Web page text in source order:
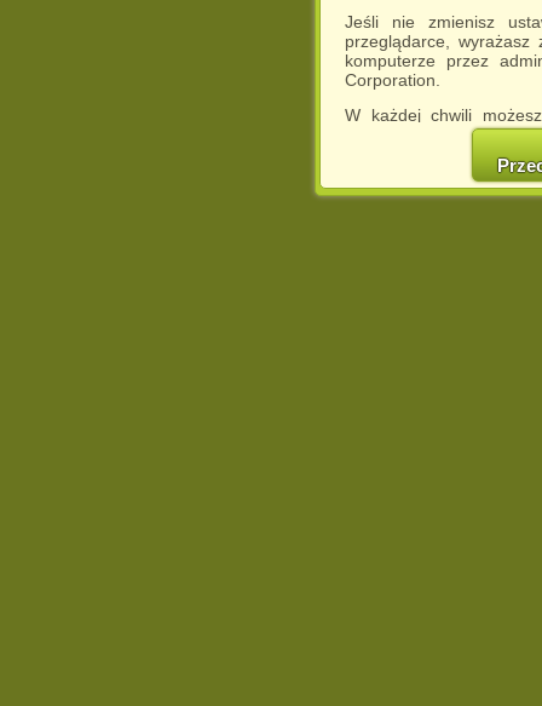
Jeśli nie zmienisz
przeglądarce,
komputerze przez
Corporation.
W każdej chwili
cookies w swojej
w naszej
http://chomikuj.pl/